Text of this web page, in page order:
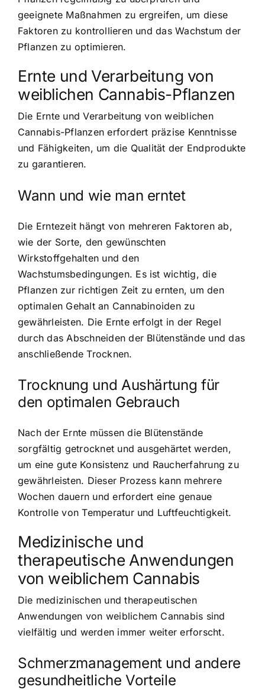
geeignete Maßnahmen zu ergreifen, um diese
Faktoren zu kontrollieren und das Wachstum der
Pflanzen zu optimieren.
Ernte und Verarbeitung von
weiblichen Cannabis-Pflanzen
Die Ernte und Verarbeitung von weiblichen
Cannabis-Pflanzen erfordert präzise Kenntnisse
und Fähigkeiten, um die Qualität der Endprodukte
zu garantieren.
Wann und wie man erntet
Die Erntezeit hängt von mehreren Faktoren ab,
wie der Sorte, den gewünschten
Wirkstoffgehalten und den
Wachstumsbedingungen. Es ist wichtig, die
Pflanzen zur richtigen Zeit zu ernten, um den
optimalen Gehalt an Cannabinoiden zu
gewährleisten. Die Ernte erfolgt in der Regel
durch das Abschneiden der Blütenstände und das
anschließende Trocknen.
Trocknung und Aushärtung für
den optimalen Gebrauch
Nach der Ernte müssen die Blütenstände
sorgfältig getrocknet und ausgehärtet werden,
um eine gute Konsistenz und Raucherfahrung zu
gewährleisten. Dieser Prozess kann mehrere
Wochen dauern und erfordert eine genaue
Kontrolle von Temperatur und Luftfeuchtigkeit.
Medizinische und
therapeutische Anwendungen
von weiblichem Cannabis
Die medizinischen und therapeutischen
Anwendungen von weiblichem Cannabis sind
vielfältig und werden immer weiter erforscht.
Schmerzmanagement und andere
gesundheitliche Vorteile